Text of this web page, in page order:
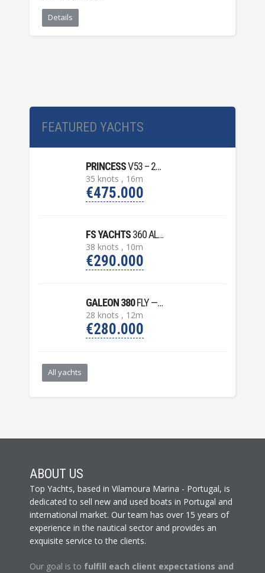
Details
FEATURED YACHTS
PRINCESSV53 – 2007
35 knots , 16m
€475.000
FS YACHTS360 ALLURE – 2023
38 knots , 10m
€290.000
GALEON 380FLY — 2015
28 knots , 12m
€280.000
All yachts
ABOUT US
Top Yachts, based in Vilamoura Marina - Portugal, is
dedicated to sell new and used boats in Portugal and
international market. Our team has over 15 years of
experience in the nautical sector and provides an
exquisite service to the clients.
Our goal is to fulfill each client expectations and